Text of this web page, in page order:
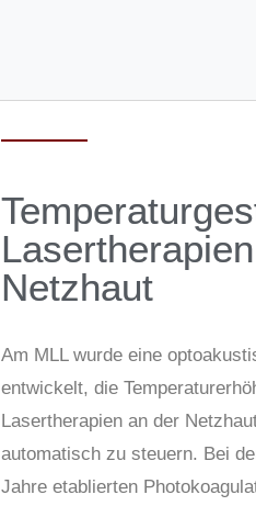
Netz­haut
Am MLL wurde eine
entwickelt, die
Lasertherapien an der
automatisch zu steuern. Bei
Jahre etablierten